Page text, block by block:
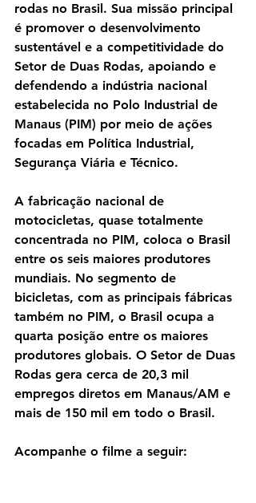
rodas no Brasil. Sua missão principal
é promover o desenvolvimento
sustentável e a competitividade do
Setor de Duas Rodas, apoiando e
defendendo a indústria nacional
estabelecida no Polo Industrial de
Manaus (PIM) por meio de ações
focadas em Política Industrial,
Segurança Viária e Técnico.
A fabricação nacional de
motocicletas, quase totalmente
concentrada no PIM, coloca o Brasil
entre os seis maiores produtores
mundiais. No segmento de
bicicletas, com as principais fábricas
também no PIM, o Brasil ocupa a
quarta posição entre os maiores
produtores globais. O Setor de Duas
Rodas gera cerca de 20,3 mil
empregos diretos em Manaus/AM e
mais de 150 mil em todo o Brasil.
Acompanhe o filme a seguir: